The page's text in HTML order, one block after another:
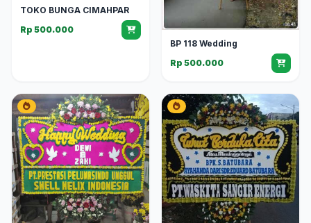
TOKO BUNGA CIMAHPAR
Rp 500.000
BP 118 Wedding
Rp 500.000